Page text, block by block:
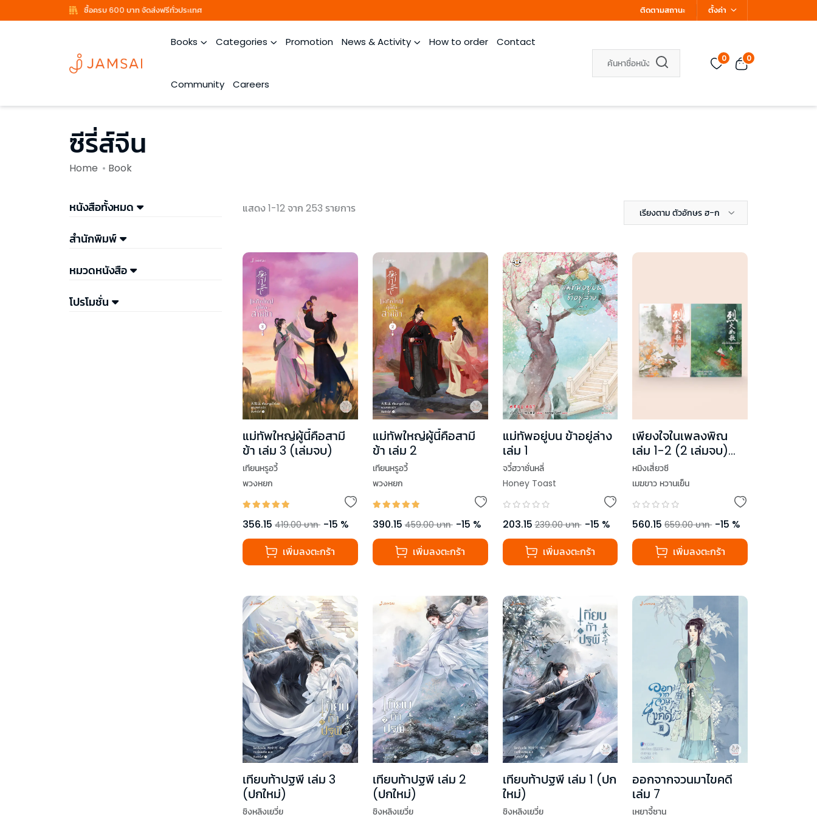
ซื้อครบ 600 บาท จัดส่งฟรีทั่วประเทศ ติดตามสถานะ ตั้งค่า
Books Categories Promotion News & Activity How to order Contact
Community Careers
0 0
ซีรี่ส์จีน
Home Book
หนังสือทั้งหมด
สำนักพิมพ์
หมวดหนังสือ
โปรโมชั่น
แสดง 1-12 จาก 253 รายการ เรียงตาม ตัวอักษร ฮ-ก
แม่ทัพใหญ่ผู้นี้คือสามี
ข้า เล่ม 3 (เล่มจบ)
เทียนหรูอวี้
พวงหยก
356.15 419.00 บาท -15 %
เพิ่มลงตะกร้า
แม่ทัพใหญ่ผู้นี้คือสามี
ข้า เล่ม 2
เทียนหรูอวี้
พวงหยก
390.15 459.00 บาท -15 %
เพิ่มลงตะกร้า
แม่ทัพอยู่บน ข้าอยู่ล่าง
เล่ม 1
จวี๋ฮวาซั่นหลี่
Honey Toast
203.15 239.00 บาท -15 %
เพิ่มลงตะกร้า
เพียงใจในเพลงพิณ
เล่ม 1-2 (2 เล่มจบ)
(ปกใหม่)
หมิงเสี่ยวซี
เมฆขาว หวานเย็น
560.15 659.00 บาท -15 %
เพิ่มลงตะกร้า
เทียบท้าปฐพี เล่ม 3
(ปกใหม่)
ชิงหลิงเยวี่ย
เทียบท้าปฐพี เล่ม 2
(ปกใหม่)
ชิงหลิงเยวี่ย
เทียบท้าปฐพี เล่ม 1 (ปก
ใหม่)
ชิงหลิงเยวี่ย
ออกจากจวนมาไขคดี
เล่ม 7
เหยาจี้ซาน